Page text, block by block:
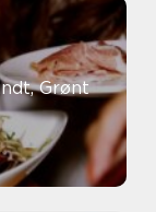
Grønt